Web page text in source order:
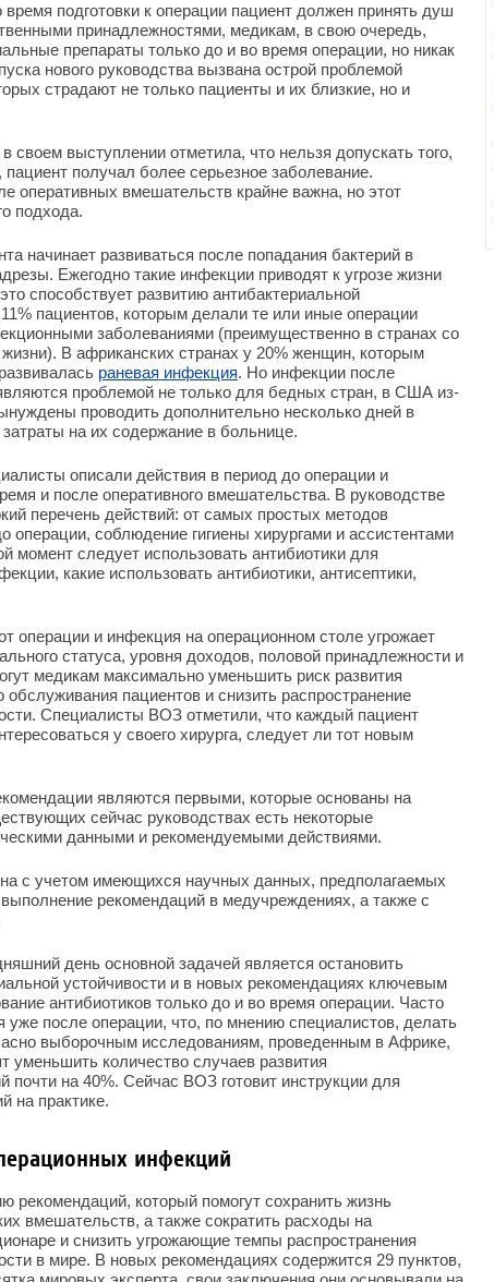
подготовки к операции пациент должен принять душ
принадлежностями, медикам, в свою очередь,
препараты только до и во время операции, но никак
нового руководства вызвана острой проблемой
страдают не только пациенты и их близкие, но и
своем выступлении отметила, что нельзя допускать того,
получал более серьезное заболевание.
оперативных вмешательств крайне важна, но этот
подхода.
начинает развиваться после попадания бактерий в
Ежегодно такие инфекции приводят к угрозе жизни
способствует развитию антибактериальной
пациентов, которым делали те или иные операции
заболеваниями (преимущественно в странах со
В африканских странах у 20% женщин, которым
раневая инфекция. Но инфекции после
проблемой не только для бедных стран, в США из-
проводить дополнительно несколько дней в
на их содержание в больнице.
описали действия в период до операции и
и после оперативного вмешательства. В руководстве
перечень действий: от самых простых методов
операции, соблюдение гигиены хирургами и ассистентами
момент следует использовать антибиотики для
какие использовать антибиотики, антисептики,
операции и инфекция на операционном столе угрожает
статуса, уровня доходов, половой принадлежности и
медикам максимально уменьшить риск развития
пациентов и снизить распространение
Специалисты ВОЗ отметили, что каждый пациент
у своего хирурга, следует ли тот новым
являются первыми, которые основаны на
сейчас руководствах есть некоторые
данными и рекомендуемыми действиями.
с учетом имеющихся научных данных, предполагаемых
рекомендаций в медучреждениях, а также с
день основной задачей является остановить
устойчивости и в новых рекомендациях ключевым
антибиотиков только до и во время операции. Часто
уже после операции, что, по мнению специалистов, делать
выборочным исследованиям, проведенным в Африке,
уменьшить количество случаев развития
почти на 40%. Сейчас ВОЗ готовит инструкции для
на практике.
инфекций
рекомендаций, который помогут сохранить жизнь
вмешательств, а также сократить расходы на
и снизить угрожающие темпы распространения
в мире. В новых рекомендациях содержится 29 пунктов,